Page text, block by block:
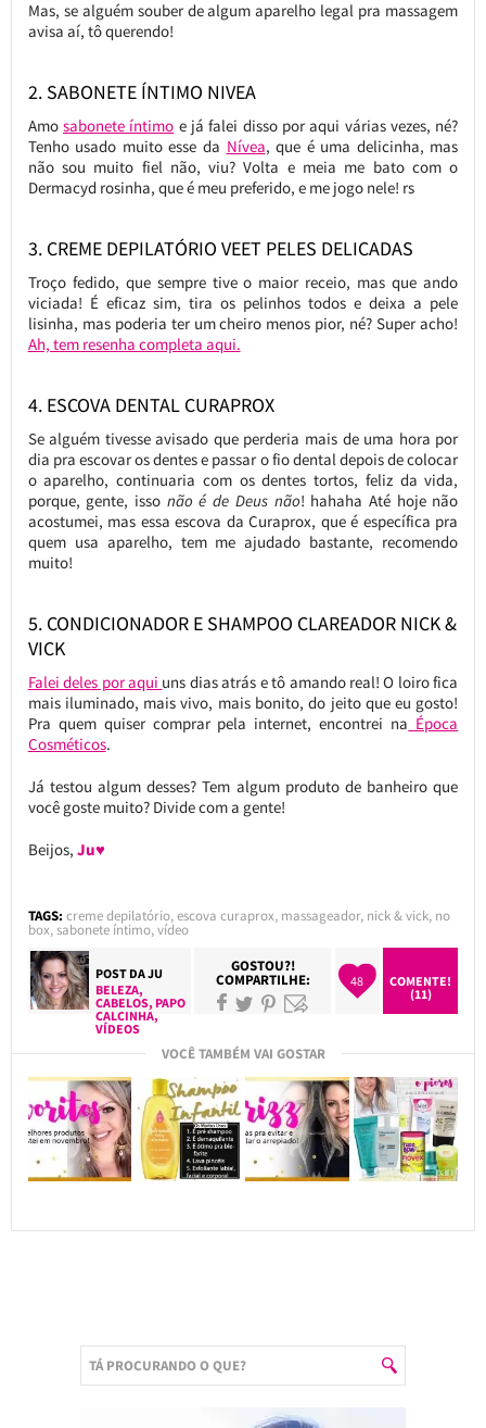
Mas, se alguém souber de algum aparelho legal pra massagem
avisa aí, tô querendo!
2. SABONETE ÍNTIMO NIVEA
Amo sabonete íntimo e já falei disso por aqui várias vezes, né?
Tenho usado muito esse da Nívea, que é uma delicinha, mas
não sou muito fiel não, viu? Volta e meia me bato com o
Dermacyd rosinha, que é meu preferido, e me jogo nele! rs
3. CREME DEPILATÓRIO VEET PELES DELICADAS
Troço fedido, que sempre tive o maior receio, mas que ando
viciada! É eficaz sim, tira os pelinhos todos e deixa a pele
lisinha, mas poderia ter um cheiro menos pior, né? Super acho!
Ah, tem resenha completa aqui.
4. ESCOVA DENTAL CURAPROX
Se alguém tivesse avisado que perderia mais de uma hora por
dia pra escovar os dentes e passar o fio dental depois de colocar
o aparelho, continuaria com os dentes tortos, feliz da vida,
porque, gente, isso não é de Deus não! hahaha Até hoje não
acostumei, mas essa escova da Curaprox, que é específica pra
quem usa aparelho, tem me ajudado bastante, recomendo
muito!
5. CONDICIONADOR E SHAMPOO CLAREADOR NICK &
VICK
Falei deles por aqui uns dias atrás e tô amando real! O loiro fica
mais iluminado, mais vivo, mais bonito, do jeito que eu gosto!
Pra quem quiser comprar pela internet, encontrei na Época
Cosméticos.
Já testou algum desses? Tem algum produto de banheiro que
você goste muito? Divide com a gente!
Beijos, Ju♥
TAGS: creme depilatório,escova curaprox, massageador, nick & vick, no
box,sabonete íntimo,vídeo
POST DAJU
BELEZA,
CABELOS, PAPO
CALCINHA,
VÍDEOS
GOSTOU?!
COMPARTILHE: 48
COMENTE!
(11)
VOCÊ TAMBÉM VAI GOSTAR